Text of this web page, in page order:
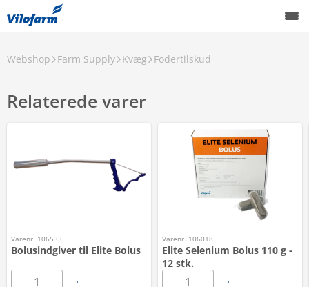
Webshop Farm Supply Kvæg Fodertilskud
Relaterede varer
Varenr. 106533
Bolusindgiver til Elite Bolus
Varenr. 106018
Elite Selenium Bolus 110 g -
12 stk.